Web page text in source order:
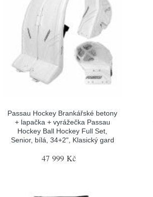
Passau Hockey Brankářské betony
+ lapačka + vyrážečka Passau
Hockey Ball Hockey Full Set,
Senior, bílá, 34+2", Klasický gard
47 999 Kč